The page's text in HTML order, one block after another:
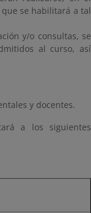
se habilitará a tal
y/o consultas, se
al curso, así
y docentes.
a los siguientes